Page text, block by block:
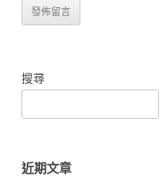
搜尋
近期文章